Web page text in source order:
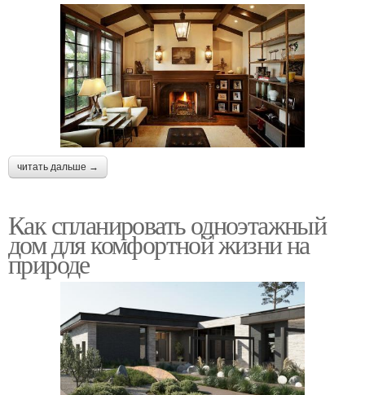
читать дальше →
Как спланировать одноэтажный
дом для комфортной жизни на
природе